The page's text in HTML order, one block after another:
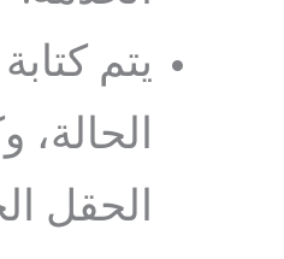
يتم
الحالة،
الحقل